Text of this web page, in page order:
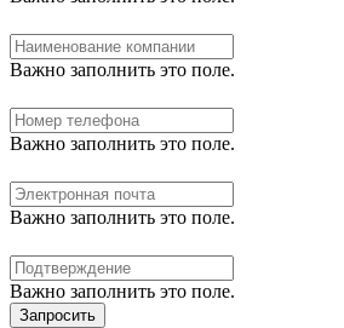
Важно заполнить это поле.
Важно заполнить это поле.
Важно заполнить это поле.
Важно заполнить это поле.
Запросить